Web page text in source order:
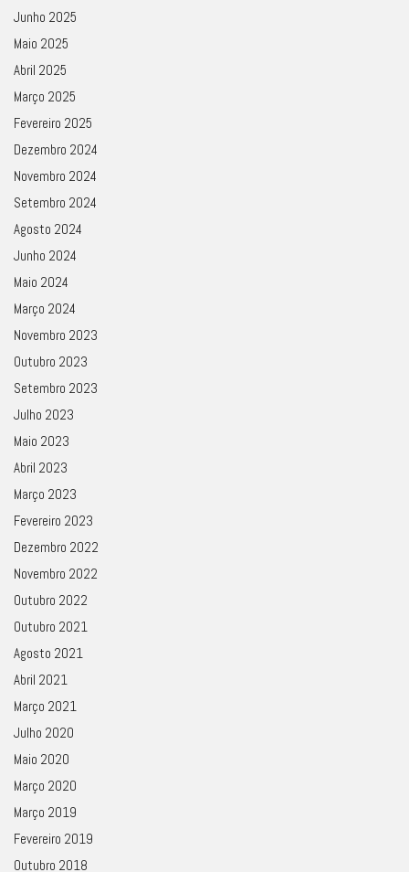
Junho 2025
Maio 2025
Abril 2025
Março 2025
Fevereiro 2025
Dezembro 2024
Novembro 2024
Setembro 2024
Agosto 2024
Junho 2024
Maio 2024
Março 2024
Novembro 2023
Outubro 2023
Setembro 2023
Julho 2023
Maio 2023
Abril 2023
Março 2023
Fevereiro 2023
Dezembro 2022
Novembro 2022
Outubro 2022
Outubro 2021
Agosto 2021
Abril 2021
Março 2021
Julho 2020
Maio 2020
Março 2020
Março 2019
Fevereiro 2019
Outubro 2018